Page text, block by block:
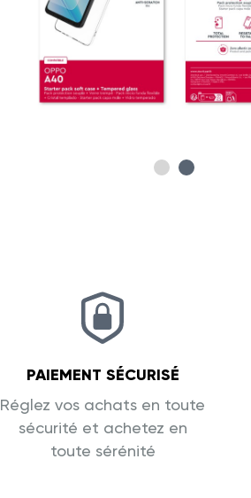
PAIEMENT SÉCURISÉ
Réglez vos achats en toute
sécurité et achetez en
toute sérénité